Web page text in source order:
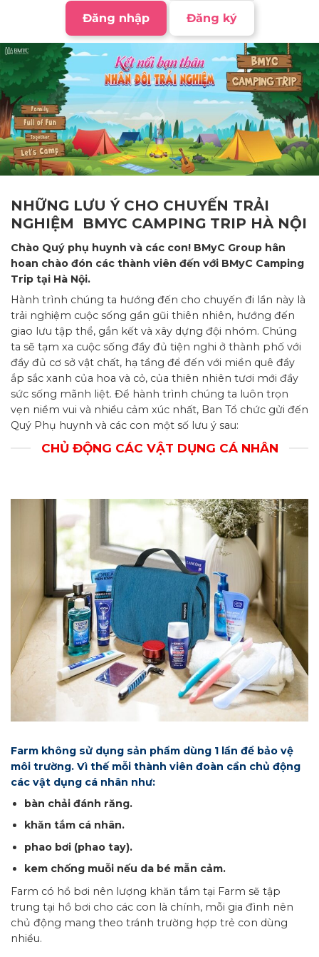
Đăng nhập Đăng ký
NHỮNG LƯU Ý CHO CHUYẾN TRẢI
NGHIỆM BMYC CAMPING TRIP HÀ NỘI
Chào Quý phụ huynh và các con! BMyC Group hân
hoan chào đón các thành viên đến với BMyC Camping
Trip tại Hà Nội.
Hành trình chúng ta hướng đến cho chuyến đi lần này là
trải nghiệm cuộc sống gần gũi thiên nhiên, hướng đến
giao lưu tập thể, gắn kết và xây dựng đội nhóm. Chúng
ta sẽ tạm xa cuộc sống đầy đủ tiện nghi ở thành phố với
đầy đủ cơ sở vật chất, hạ tầng để đến với miền quê đầy
ắp sắc xanh của hoa và cỏ, của thiên nhiên tươi mới đầy
sức sống mãnh liệt. Để hành trình chúng ta luôn trọn
vẹn niềm vui và nhiều cảm xúc nhất, Ban Tổ chức gửi đến
Quý Phụ huynh và các con một số lưu ý sau:
CHỦ ĐỘNG CÁC VẬT DỤNG CÁ NHÂN
Farm không sử dụng sản phẩm dùng 1 lần để bảo vệ
môi trường. Vì thế mỗi thành viên đoàn cần chủ động
các vật dụng cá nhân như:
bàn chải đánh răng.
khăn tắm cá nhân.
phao bơi (phao tay).
kem chống muỗi nếu da bé mẫn cảm.
Farm có hồ bơi nên lượng khăn tắm tại Farm sẽ tập
trung tại hồ bơi cho các con là chính, mỗi gia đình nên
chủ động mang theo tránh trường hợp trẻ con dùng
nhiều.